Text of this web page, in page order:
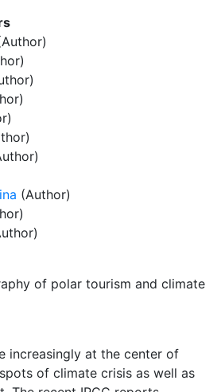
(Author)
of polar tourism and climate
increasingly at the center of
of climate crisis as well as